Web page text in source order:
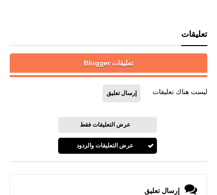
تعليقات
تعليقات Blogger
ليست هناك تعليقات إرسال تعليق
عرض التعليقات فقط
عرض التعليقات والردود
إرسال تعليق